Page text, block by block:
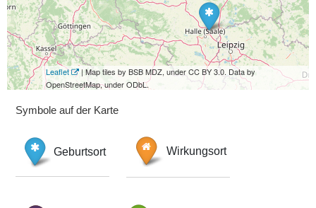
Leaflet
| Map tiles by BSB MDZ, under CC BY 3.0. Data by
OpenStreetMap, under ODbL.
Symbole auf der Karte
Geburtsort Wirkungsort